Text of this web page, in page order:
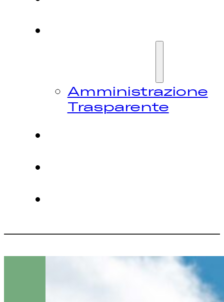
Amministrazione
Trasparente